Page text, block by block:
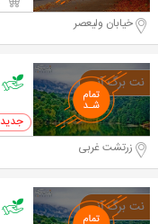
خیابان ولیعصر
0 خرید
زرتشت غربی